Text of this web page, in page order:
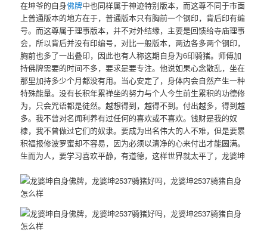
在坤爷的自身佛牌中也同样属于神迹特别版本，而这尊不同于市面
上普通版本的地方在于，普通版本只有胸前一个钢印，背后印有编
号。而这尊属于理事版本，并不对外结缘，主要是回馈给寺庙理事
会，所以背后并没有印编号，对比一般版本，两边各多两个钢印，
胸前也多了一出叠印，因此也有人称这期自身为6印骑猪。师傅加
持佛牌需要的时间不多，要求是要专注。他说如果心念散乱，坐在
那里加持多少个月都没有用。当心安定了，身体内会自然产生一种
特殊能量。没有长积年累禅坐的努力与个人今生前生累积的功德修
为，只会咒语都是徒然。越想得到，越得不到。付出越多，得到越
多。我不曾对名闻利养有过任何的喜欢或不喜欢。钱财是我的奴
棣，我不曾做过它们的奴隶。要成为出名伟大的人不难，但是要累
积福报修波罗蜜却不容易，因为必须以清净的心来付出才能圆满。
生而为人，要学习喜欢平静，有道德，这样世界就太平了，龙婆坤